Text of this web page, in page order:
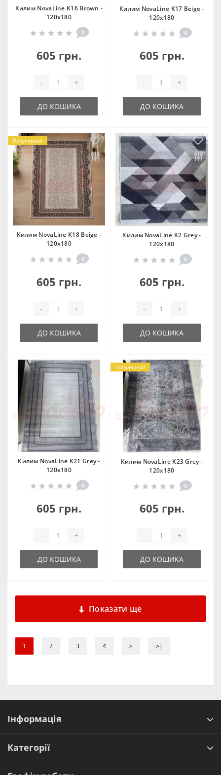
Килим NovaLine K16 Brown -
120х180
0
605 грн.
- +
ДО КОШИКА
Килим NovaLine K17 Beige -
120х180
0
605 грн.
- +
ДО КОШИКА
Популярний
Килим NovaLine K18 Beige -
120х180
0
605 грн.
- +
ДО КОШИКА
Килим NovaLine K2 Grey -
120х180
0
605 грн.
- +
ДО КОШИКА
Килим NovaLine K21 Grey -
120х180
0
605 грн.
- +
ДО КОШИКА
Популярний
Килим NovaLine K23 Grey -
120х180
0
605 грн.
- +
ДО КОШИКА
Показати ще
1 2 3 4 > >|
Інформація
Категорії